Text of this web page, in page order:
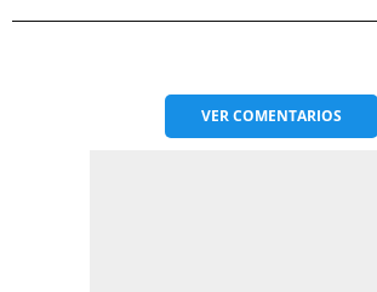
VERCOMENTARIOS